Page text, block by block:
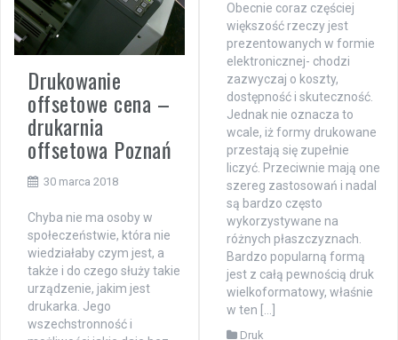
Drukowanie
offsetowe cena –
drukarnia
offsetowa Poznań
30 marca 2018
Chyba nie ma osoby w
społeczeństwie, która nie
wiedziałaby czym jest, a
także i do czego służy takie
urządzenie, jakim jest
drukarka. Jego
wszechstronność i
Obecnie coraz częściej
większość rzeczy jest
prezentowanych w formie
elektronicznej- chodzi
zazwyczaj o koszty,
dostępność i skuteczność.
Jednak nie oznacza to
wcale, iż formy drukowane
przestają się zupełnie
liczyć. Przeciwnie mają one
szereg zastosowań i nadal
są bardzo często
wykorzystywane na
różnych płaszczyznach.
Bardzo popularną formą
jest z całą pewnością druk
wielkoformatowy, właśnie
w ten […]
Druk